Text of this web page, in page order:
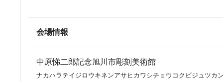
会場情報
中原悌二郎記念旭川市彫刻美術館
ナカハラテイジロウキネンアサヒカワシチョウコクビジュツカン